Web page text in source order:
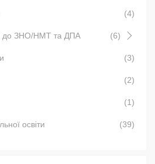
(4)
до ЗНО/НМТ та ДПА (6)
(3)
(2)
(1)
освіти (39)